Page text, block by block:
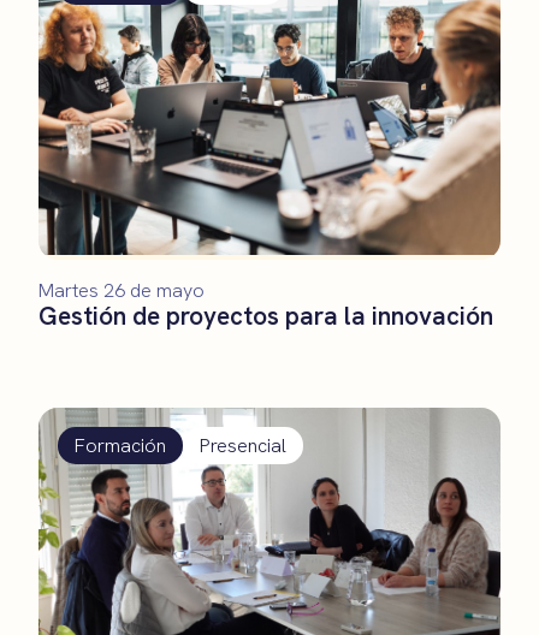
Gestión de proyectos para la innovación
Martes 26 de mayo
Formación Presencial